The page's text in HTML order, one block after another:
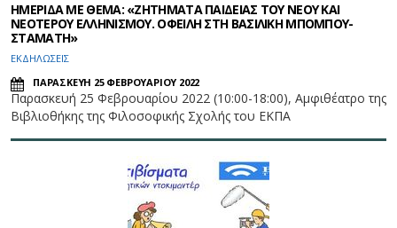
ΗΜΕΡΙΔΑ ΜΕ ΘΕΜΑ: «ΖΗΤΗΜΑΤΑ ΠΑΙΔΕΙΑΣ ΤΟΥ ΝΕΟΥ ΚΑΙ
ΝΕΟΤΕΡΟΥ ΕΛΛΗΝΙΣΜΟΥ. ΟΦΕΙΛΗ ΣΤΗ ΒΑΣΙΛΙΚΗ ΜΠΟΜΠΟΥ-
ΣΤΑΜΑΤΗ»
ΕΚΔΗΛΩΣΕΙΣ
ΠΑΡΑΣΚΕΥΗ 25 ΦΕΒΡΟΥΑΡΙΟΥ 2022
Παρασκευή 25 Φεβρουαρίου 2022 (10:00-18:00), Αμφιθέατρο της
Βιβλιοθήκης της Φιλοσοφικής Σχολής του ΕΚΠΑ